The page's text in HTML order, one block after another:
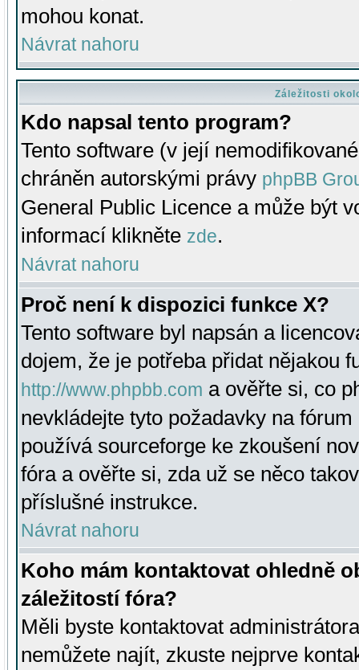
mohou konat.
Návrat nahoru
Záležitosti
Kdo napsal tento program?
Tento software (v její
chráněn autorskými právy phpBB
General Public Licence a může být
informací klikněte zde.
Návrat nahoru
Proč není k dispozici funkce X?
Tento software byl napsán a
dojem, že je potřeba přidat nějakou
http://www.phpbb.com a ověřte si, co
nevkládejte tyto požadavky na
používá sourceforge ke zkoušení
fóra a ověřte si, zda už se něco
příslušné instrukce.
Návrat nahoru
Koho mám kontaktovat ohledně
záležitostí fóra?
Měli byste kontaktovat
nemůžete najít, zkuste nejprve